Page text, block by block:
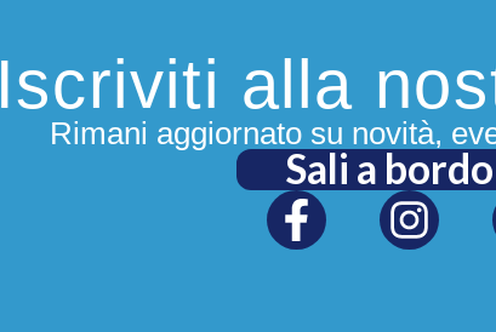
Iscriviti alla
Rimani aggiornato su novità,
Sali a